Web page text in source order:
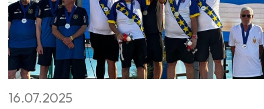
16.07.2025